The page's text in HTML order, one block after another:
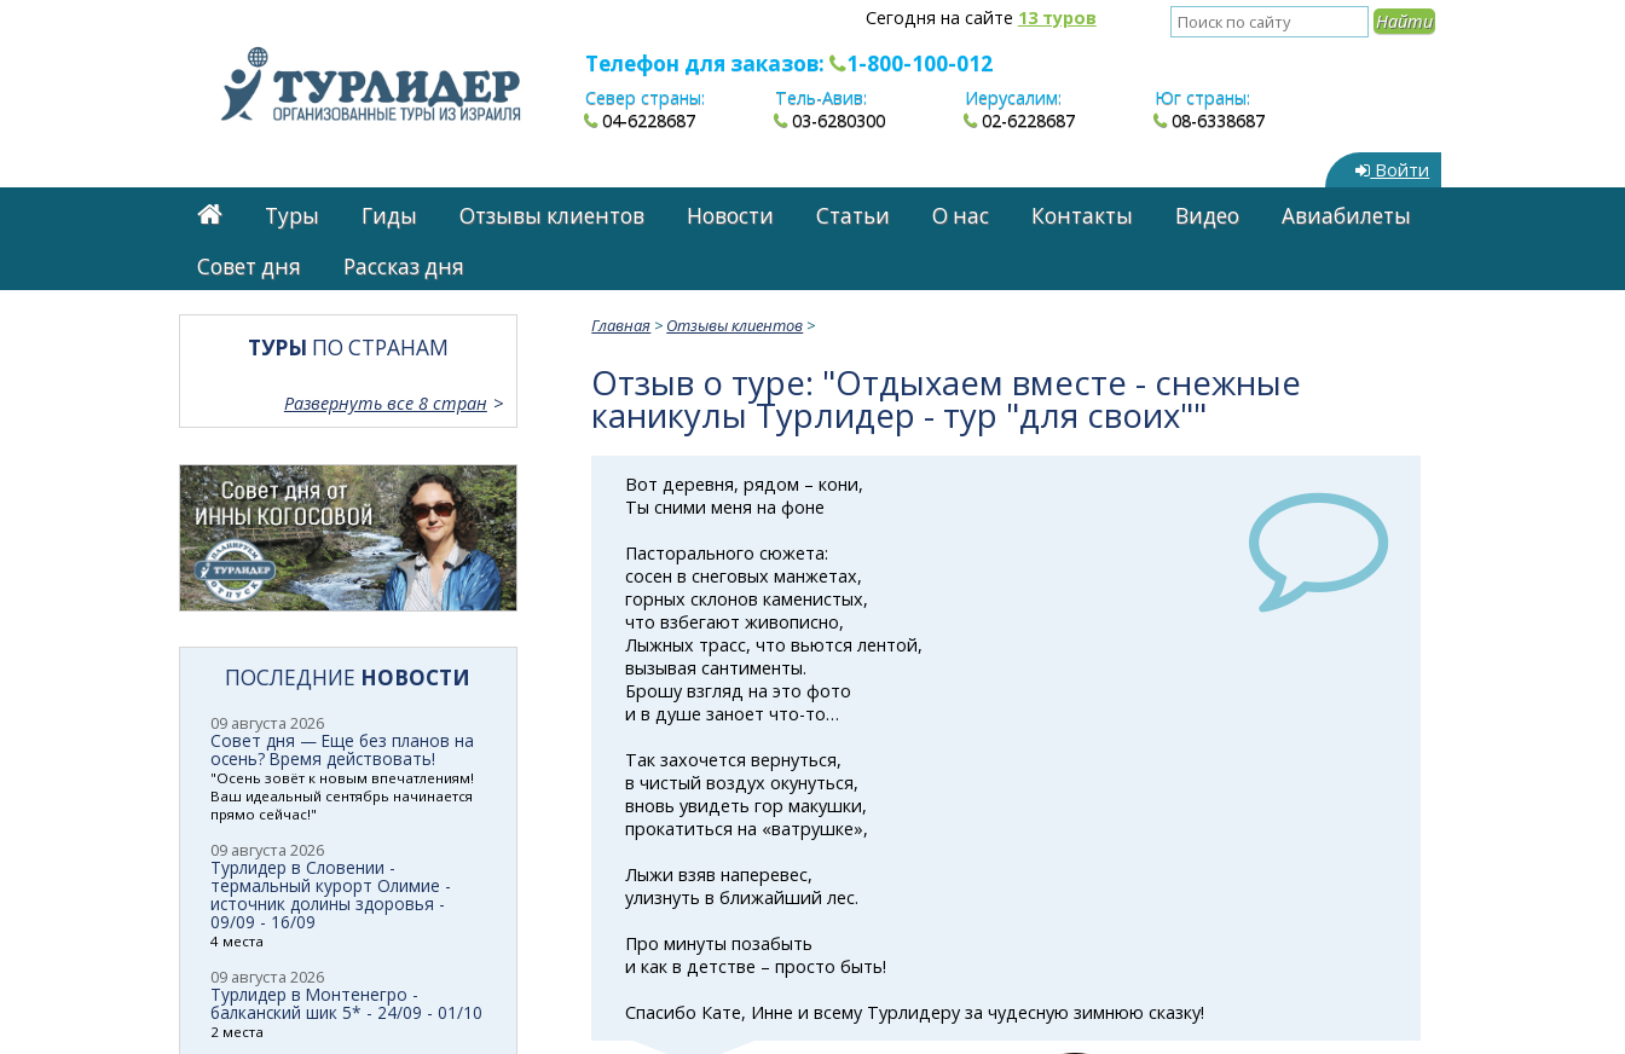
Сегодня на сайте 13 туров
Телефон для заказов: 1-800-100-012
Север страны:
04-6228687
Тель-Авив:
03-6280300
Иерусалим:
02-6228687
Юг страны:
08-6338687
Войти
Туры Гиды Отзывы клиентов Новости Статьи О нас Контакты Видео
Авиабилеты
Cовет дня
Рассказ дня
Главная > Отзывы клиентов >
Отзыв о туре: "Отдыхаем вместе - снежные
каникулы Турлидер - тур "для своих""
Вот деревня, рядом – кони,
Ты сними меня на фоне
Пасторального сюжета:
cосен в снеговых манжетах,
горных склонов каменистых,
что взбегают живописно,
Лыжных трасс, что вьются лентой,
вызывая сантименты.
Брошу взгляд на это фото
и в душе заноет что-то…
Так захочется вернуться,
в чистый воздух окунуться,
вновь увидеть гор макушки,
прокатиться на «ватрушке»,
Лыжи взяв наперевес,
улизнуть в ближайший лес.
Про минуты позабыть
и как в детстве – просто быть!
Спасибо Кате, Инне и всему Турлидеру за чудесную зимнюю сказку!
ТУРЫ ПО СТРАНАМ
Развернуть все 8 стран
ПОСЛЕДНИЕ НОВОСТИ
09 августа 2026
Совет дня — Еще без планов на
осень? Время действовать!
"Осень зовёт к новым впечатлениям!
Ваш идеальный сентябрь начинается
прямо сейчас!"
09 августа 2026
Турлидер в Словении -
термальный курорт Олимие -
источник долины здоровья -
09/09 - 16/09
4 места
09 августа 2026
Турлидер в Монтенегро -
балканский шик 5* - 24/09 - 01/10
2 места